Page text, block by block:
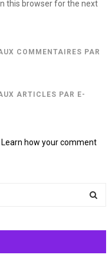
this browser for the next
COMMENTAIRES PAR
ARTICLES PAR E-
Learn how your comment